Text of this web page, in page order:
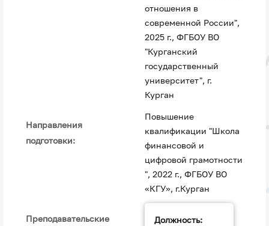
отношения в
современной России",
2025 г., ФГБОУ ВО
"Курганский
государственный
университет", г.
Курган
Направления
подготовки:
Повышение
квалификации "Школа
финансовой и
цифровой грамотности
", 2022 г., ФГБОУ ВО
«КГУ», г.Курган
Преподавательские Должность: